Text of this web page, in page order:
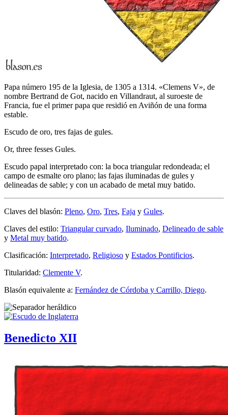
Papa número 195 de la Iglesia, de 1305 a 1314. «Clemens V», de
nombre Bertrand de Got, nacido en Villandraut, al suroeste de
Francia, fue el primer papa que residió en Aviñón de una forma
estable.
Escudo de oro, tres fajas de gules.
Or, three fesses Gules.
Escudo papal interpretado con: la boca triangular redondeada; el
campo de esmalte oro plano; las fajas iluminadas de gules y
delineadas de sable; y con un acabado de metal muy batido.
Claves del blasón: Pleno, Oro, Tres, Faja y Gules.
Claves del estilo: Triangular curvado, Iluminado, Delineado de sable
y Metal muy batido.
Clasificación: Interpretado, Religioso y Estados Pontificios.
Titularidad: Clemente V.
Blasón equivalente a: Fernández de Córdoba y Carrillo, Diego.
Benedicto XII